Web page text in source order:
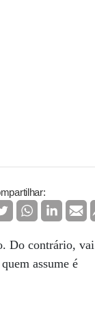
Do contrário, vai
assume é